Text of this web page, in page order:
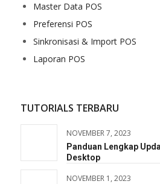
Master Data POS
Preferensi POS
Sinkronisasi & Import POS
Laporan POS
TUTORIALS TERBARU
NOVEMBER 7, 2023
Panduan Lengkap
Desktop
NOVEMBER 1, 2023